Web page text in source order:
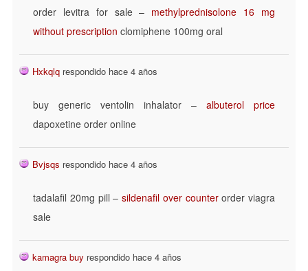
order levitra for sale – methylprednisolone 16 mg
without prescription clomiphene 100mg oral
Hxkqlq respondido hace 4 años
buy generic ventolin inhalator – albuterol price
dapoxetine order online
Bvjsqs respondido hace 4 años
tadalafil 20mg pill – sildenafil over counterorder viagra
sale
kamagra buy respondido hace 4 años